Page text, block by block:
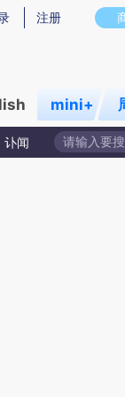
图存在偏差。不代表
注册
mini+
讣闻